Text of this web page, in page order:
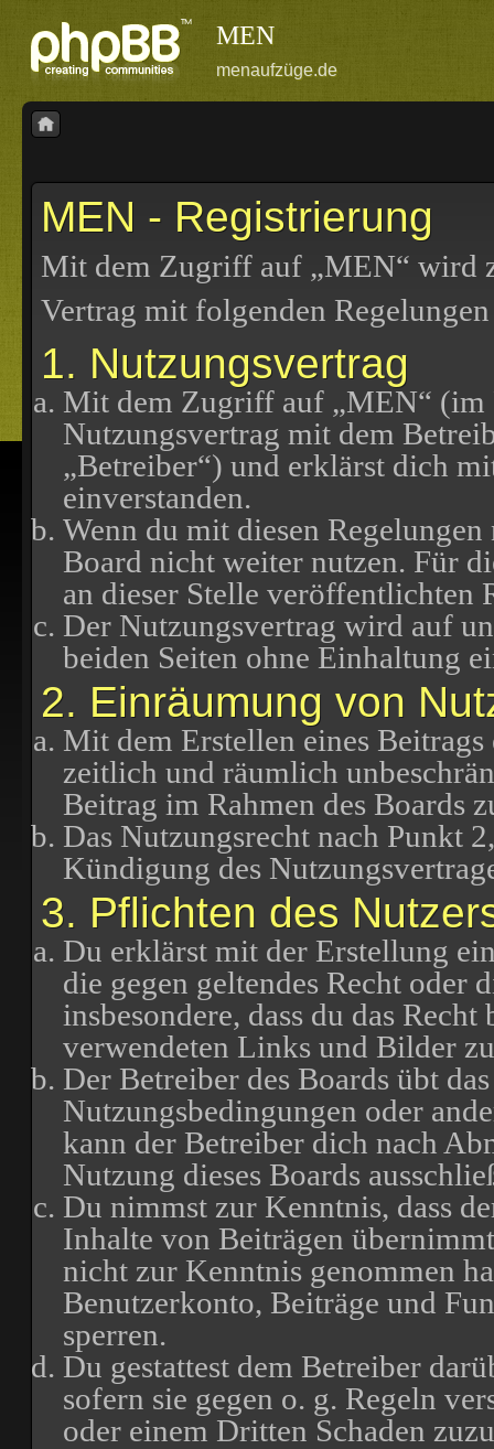
MEN
menaufzüge.de
MEN - Registrierung
Mit dem Zugriff auf „MEN“ wird
Vertrag mit folgenden Regelungen
1. Nutzungsvertrag
Mit dem Zugriff auf „MEN“ (im
Nutzungsvertrag mit dem
„Betreiber“) und erklärst dich
einverstanden.
Wenn du mit diesen
Board nicht weiter nutzen. Für
an dieser Stelle veröffentlichten
Der Nutzungsvertrag wird auf
beiden Seiten ohne Einhaltung
2. Einräumung von
Mit dem Erstellen eines
zeitlich und räumlich
Beitrag im Rahmen des Boards
Das Nutzungsrecht nach Punkt
Kündigung des
3. Pflichten des
Du erklärst mit der Erstellung
die gegen geltendes Recht oder
insbesondere, dass du das
verwendeten Links und Bilder
Der Betreiber des Boards übt
Nutzungsbedingungen oder
kann der Betreiber dich nach
Nutzung dieses Boards
Du nimmst zur Kenntnis, dass
Inhalte von Beiträgen
nicht zur Kenntnis genommen
Benutzerkonto, Beiträge und
sperren.
Du gestattest dem Betreiber
sofern sie gegen o. g. Regeln
oder einem Dritten Schaden